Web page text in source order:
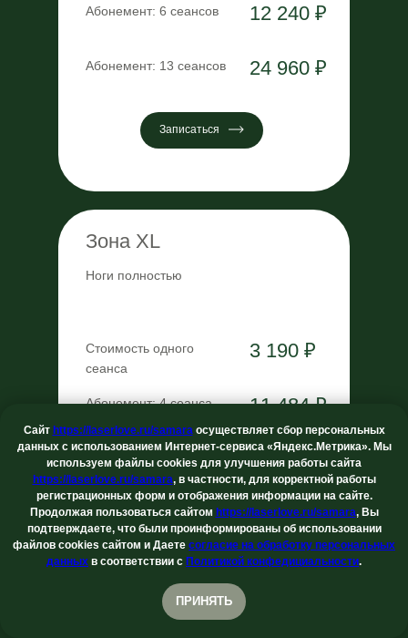
Сайт https://laserlove.ru/samaraосуществляет сбор персональных
данных с использованием Интернет-сервиса «Яндекс.Метрика». Мы
используем файлы cookies для улучшения работы сайта
https://laserlove.ru/samara, в частности, для корректной работы
регистрационных форм и отображения информации на сайте.
Продолжая пользоваться сайтом https://laserlove.ru/samara, Вы
подтверждаете, что были проинформированы об использовании
файлов cookies сайтом и Даете согласие на обработку персональных
данных в соответствии с Политикой конфедициальности.
ПРИНЯТЬ
Записаться
Абонемент: 6 сеансов 12 240 ₽
Абонемент: 13 сеансов 24 960 ₽
Зона XL
Ноги полностью
Стоимость одного
сеанса
3 190 ₽
Абонемент: 6 сеансов 16 269 ₽
Абонемент: 13 сеансов 33 176 ₽
Абонемент: 4 сеанса 11 484 ₽
Онлайн